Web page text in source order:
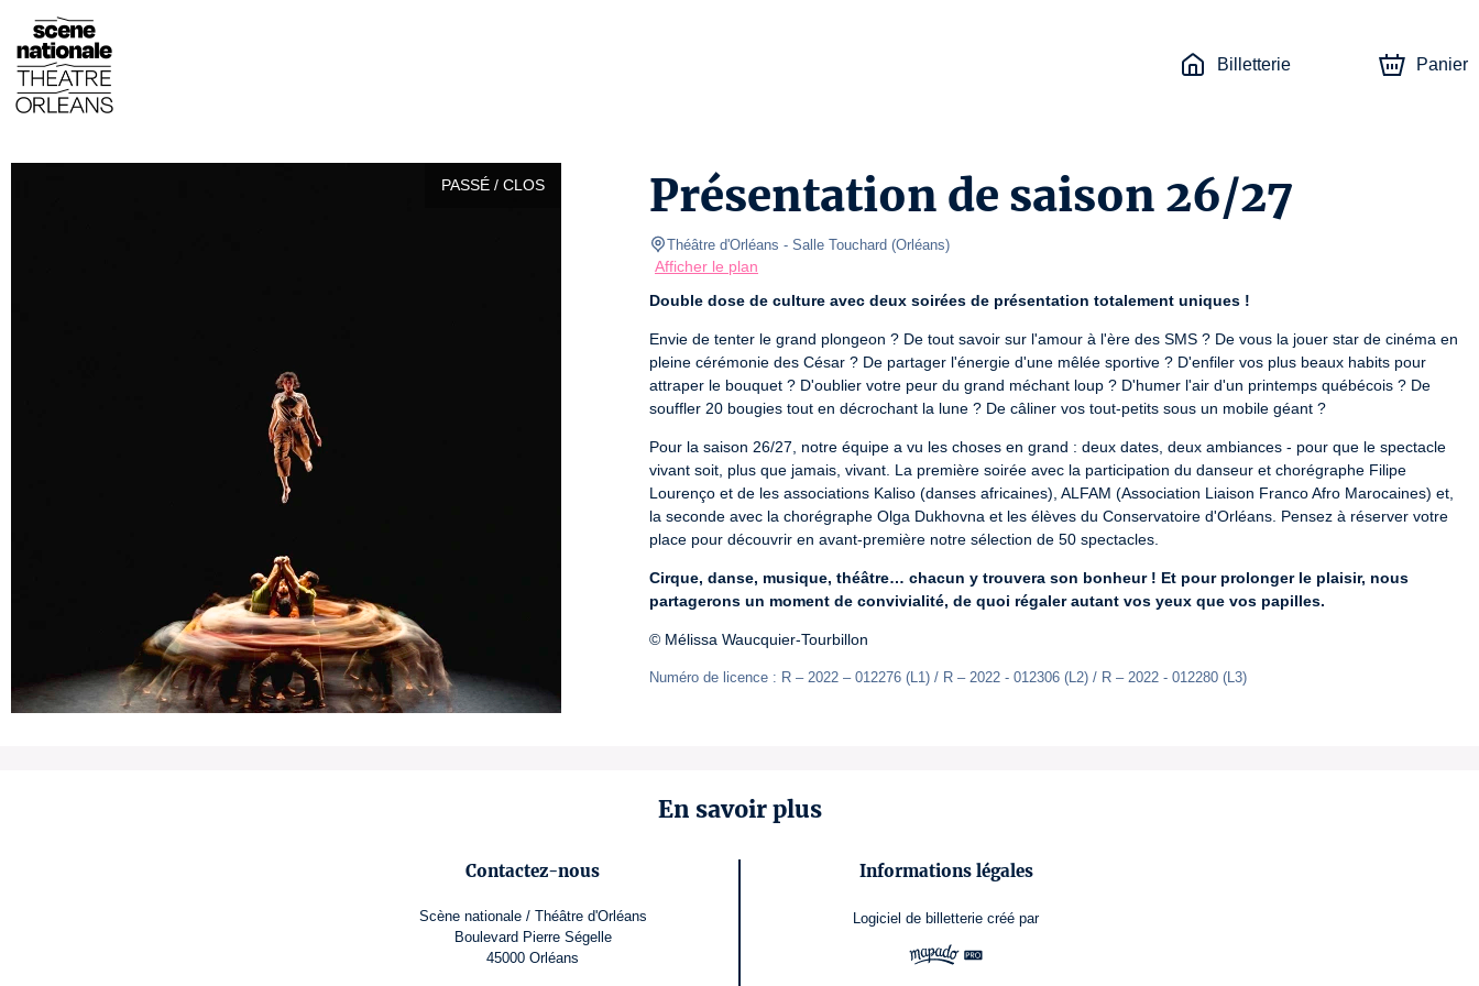
Billetterie Panier
PASSÉ / CLOS Présentation de saison 26/27
Théâtre d'Orléans - Salle Touchard (Orléans)
Afficher le plan
Double dose de culture avec deux soirées de présentation totalement uniques !
Envie de tenter le grand plongeon ? De tout savoir sur l'amour à l'ère des SMS ? De vous la jouer star de cinéma en
pleine cérémonie des César ? De partager l'énergie d'une mêlée sportive ? D'enfiler vos plus beaux habits pour
attraper le bouquet ? D'oublier votre peur du grand méchant loup ? D'humer l'air d'un printemps québécois ? De
souffler 20 bougies tout en décrochant la lune ? De câliner vos tout-petits sous un mobile géant ?
Pour la saison 26/27, notre équipe a vu les choses en grand : deux dates, deux ambiances - pour que le spectacle
vivant soit, plus que jamais, vivant. La première soirée avec la participation du danseur et chorégraphe Filipe
Lourenço et de les associations Kaliso (danses africaines), ALFAM (Association Liaison Franco Afro Marocaines) et,
la seconde avec la chorégraphe Olga Dukhovna et les élèves du Conservatoire d'Orléans. Pensez à réserver votre
place pour découvrir en avant-première notre sélection de 50 spectacles.
Cirque, danse, musique, théâtre… chacun y trouvera son bonheur ! Et pour prolonger le plaisir, nous
partagerons un moment de convivialité, de quoi régaler autant vos yeux que vos papilles.
© Mélissa Waucquier-Tourbillon
Numéro de licence : R – 2022 – 012276 (L1) / R – 2022 - 012306 (L2) / R – 2022 - 012280 (L3)
En savoir plus
Contactez-nous
Scène nationale / Théâtre d'Orléans
Boulevard Pierre Ségelle
45000 Orléans
Informations légales
Logiciel de billetterie créé par